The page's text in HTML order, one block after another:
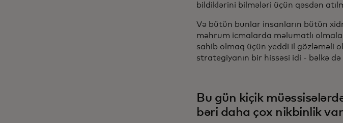
bildiklərini bilmələri üçün qəsdən
Və bütün bunlar insanların bütün
məhrum icmalarda məlumatlı
sahib olmaq üçün yeddi il gözləməli
strategiyanın bir hissəsi idi - bəlkə də
Bu gün kiçik
bəri daha çox nikbinlik